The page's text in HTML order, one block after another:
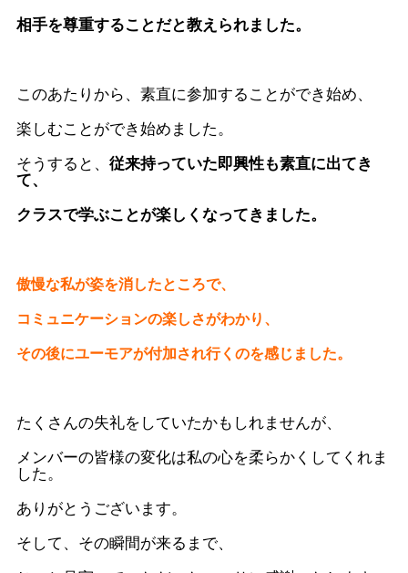
相手を尊重することだと教えられました。
このあたりから、素直に参加することができ始め、
楽しむことができ始めました。
そうすると、従来持っていた即興性も素直に出てき
て、
クラスで学ぶことが楽しくなってきました。
傲慢な私が姿を消したところで、
コミュニケーションの楽しさがわかり、
その後にユーモアが付加され行くのを感じました。
たくさんの失礼をしていたかもしれませんが、
メンバーの皆様の変化は私の心を柔らかくしてくれま
した。
ありがとうございます。
そして、その瞬間が来るまで、